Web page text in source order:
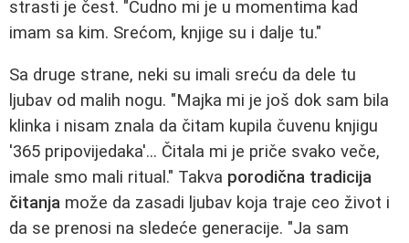
strasti je čest. "Čudno mi je u momentima kad
imam sa kim. Srećom, knjige su i dalje tu."
Sa druge strane, neki su imali sreću da dele tu
ljubav od malih nogu. "Majka mi je još dok sam bila
klinka i nisam znala da čitam kupila čuvenu knjigu
'365 pripovijedaka'... Čitala mi je priče svako veče,
imale smo mali ritual." Takva porodična tradicija
čitanja može da zasadi ljubav koja traje ceo život i
da se prenosi na sledeće generacije. "Ja sam